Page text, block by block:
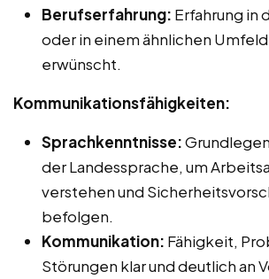
Berufserfahrung: Erfahrung in
oder in einem ähnlichen
erwünscht.
Kommunikationsfähigkeiten:
Sprachkenntnisse:
der Landessprache, um
verstehen und
befolgen.
Kommunikation: Fähigkeit,
Störungen klar und deutlich an